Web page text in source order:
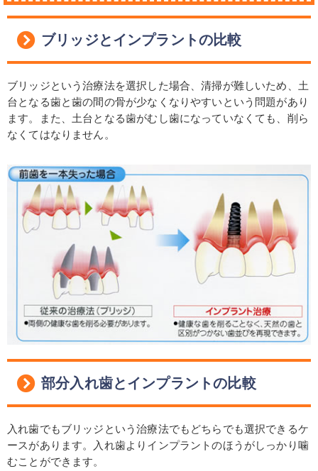
ブリッジとインプラントの比較
ブリッジという治療法を選択した場合、清掃が難しいため、土
台となる歯と歯の間の骨が少なくなりやすいという問題があり
ます。また、土台となる歯がむし歯になっていなくても、削ら
なくてはなりません。
部分入れ歯とインプラントの比較
入れ歯でもブリッジという治療法でもどちらでも選択できるケ
ースがあります。入れ歯よりインプラントのほうがしっかり噛
むことができます。